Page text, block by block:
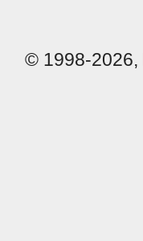
© 1998-2026,